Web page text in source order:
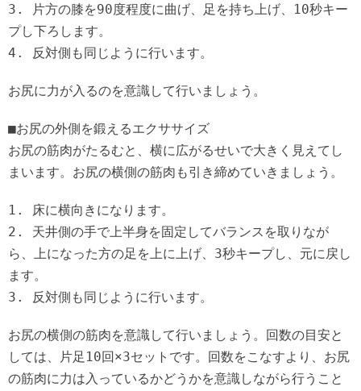
3. 片方の膝を90度程度に曲げ、足を持ち上げ、10秒キー
プし下ろします。
4. 反対側も同じように行います。
お尻に力が入るのを意識して行いましょう。
■お尻の外側を鍛えるエクササイズ
お尻の筋肉がたるむと、横に広がるせいで大きく見えてし
まいます。お尻の横側の筋肉も引き締めていきましょう。
1. 床に横向きになります。
2. 天井側の手で上半身を固定してバランスを取りなが
ら、上になった方の足を上に上げ、3秒キープし、元に戻し
ます。
3. 反対側も同じように行います。
お尻の横側の筋肉を意識して行いましょう。回数の目安と
しては、片足10回×3セットです。回数をこなすより、お尻
の筋肉に力は入っているかどうかを意識しながら行うこと